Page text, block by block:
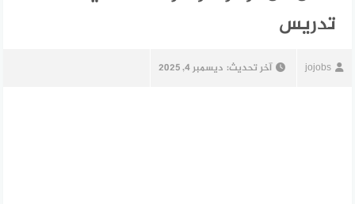
تدريس
jojobs آخر تحديث: ديسمبر 4, 2025